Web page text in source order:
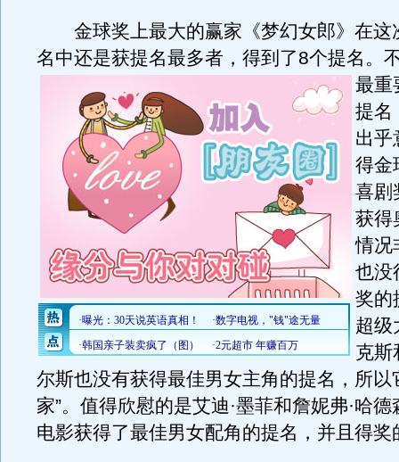
金球奖上最大的赢家《梦幻女郎》在这
名中还是获提名最多者，得到了8个提名。
最重
提名
出乎
得金
喜剧
获得
情况
也没
奖的
超级
克斯
尔斯也没有获得最佳男女主角的提名，所以
家”。值得欣慰的是艾迪·墨菲和詹妮弗·哈
电影获得了最佳男女配角的提名，并且得奖